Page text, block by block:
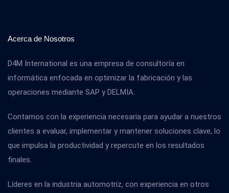
Acerca de Nosotros
D4M International es una empresa de consultoría en
informática enfocada en optimizar la fabricación y las
operaciones mediante SAP y DELMIA.
Contamos con la experiencia necesaria para ayudar a nuestros
clientes a evaluar, implementar y mantener soluciones clave, lo
que impulsa la productividad y repercute en los resultados
finales.
Líderes en la industria automotriz, con experiencia en otros